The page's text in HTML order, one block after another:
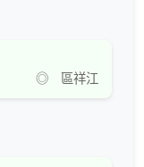
◎ 區祥江